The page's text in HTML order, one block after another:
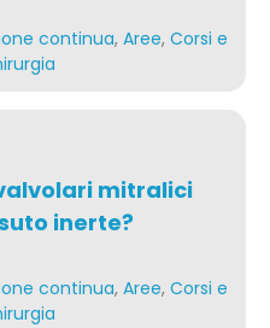
continua, Aree, Corsi e
mitralici
inerte?
continua, Aree, Corsi e